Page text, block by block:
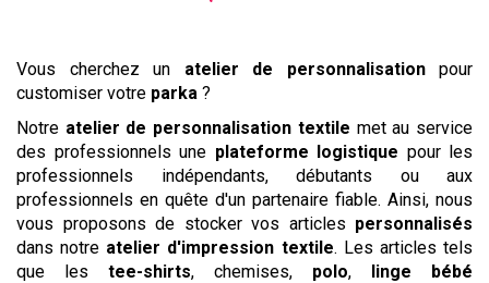
Vous cherchez un atelier de personnalisationpour
customiser votre parka ?
Notre atelier de personnalisation textile met au service
des professionnels une plateforme logistique pour les
professionnels indépendants, débutants ou aux
professionnels en quête d'un partenaire fiable. Ainsi, nous
vous proposons de stocker vos articles personnalisés
dans notre atelier d'impression textile. Les articles tels
que les tee-shirts, chemises, polo, linge bébé